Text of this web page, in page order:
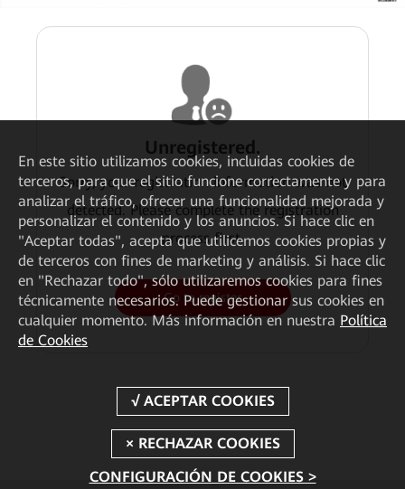
Unregistered.
Sorry, your registration information was not
detected. Please complete the registration
process first.
Go to register
En este sitio utilizamos cookies, incluidas cookies de
terceros, para que el sitio funcione correctamente y para
analizar el tráfico, ofrecer una funcionalidad mejorada y
personalizar el contenido y los anuncios. Si hace clic en
"Aceptar todas", acepta que utilicemos cookies propias y
de terceros con fines de marketing y análisis. Si hace clic
en "Rechazar todo", sólo utilizaremos cookies para fines
técnicamente necesarios. Puede gestionar sus cookies en
cualquier momento. Más información en nuestra Política
de Cookies
CONFIGURACIÓN DE COOKIES >